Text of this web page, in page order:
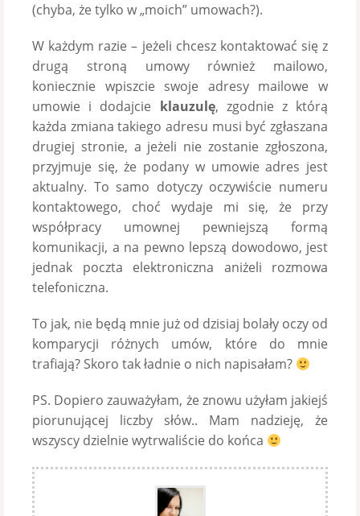
(chyba, że tylko w „moich” umowach?).
W każdym razie – jeżeli chcesz kontaktować się z
drugą stroną umowy również mailowo,
koniecznie wpiszcie swoje adresy mailowe w
umowie i dodajcie klauzulę, zgodnie z którą
każda zmiana takiego adresu musi być zgłaszana
drugiej stronie, a jeżeli nie zostanie zgłoszona,
przyjmuje się, że podany w umowie adres jest
aktualny. To samo dotyczy oczywiście numeru
kontaktowego, choć wydaje mi się, że przy
współpracy umownej pewniejszą formą
komunikacji, a na pewno lepszą dowodowo, jest
jednak poczta elektroniczna aniżeli rozmowa
telefoniczna.
To jak, nie będą mnie już od dzisiaj bolały oczy od
komparycji różnych umów, które do mnie
trafiają? Skoro tak ładnie o nich napisałam?
PS. Dopiero zauważyłam, że znowu użyłam jakiejś
piorunującej liczby słów.. Mam nadzieję, że
wszyscy dzielnie wytrwaliście do końca